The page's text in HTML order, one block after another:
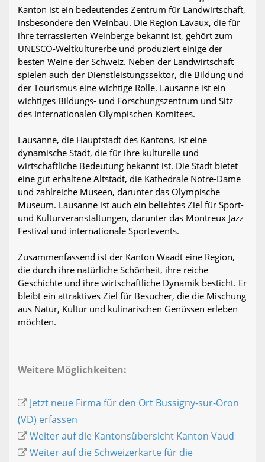
Kanton ist ein bedeutendes Zentrum für Landwirtschaft,
insbesondere den Weinbau. Die Region Lavaux, die für
ihre terrassierten Weinberge bekannt ist, gehört zum
UNESCO-Weltkulturerbe und produziert einige der
besten Weine der Schweiz. Neben der Landwirtschaft
spielen auch der Dienstleistungssektor, die Bildung und
der Tourismus eine wichtige Rolle. Lausanne ist ein
wichtiges Bildungs- und Forschungszentrum und Sitz
des Internationalen Olympischen Komitees.
Lausanne, die Hauptstadt des Kantons, ist eine
dynamische Stadt, die für ihre kulturelle und
wirtschaftliche Bedeutung bekannt ist. Die Stadt bietet
eine gut erhaltene Altstadt, die Kathedrale Notre-Dame
und zahlreiche Museen, darunter das Olympische
Museum. Lausanne ist auch ein beliebtes Ziel für Sport-
und Kulturveranstaltungen, darunter das Montreux Jazz
Festival und internationale Sportevents.
Zusammenfassend ist der Kanton Waadt eine Region,
die durch ihre natürliche Schönheit, ihre reiche
Geschichte und ihre wirtschaftliche Dynamik besticht. Er
bleibt ein attraktives Ziel für Besucher, die die Mischung
aus Natur, Kultur und kulinarischen Genüssen erleben
möchten.
Weitere Möglichkeiten:
Jetzt neue Firma für den Ort Bussigny-sur-Oron
(VD) erfassen
Weiter auf die Kantonsübersicht Kanton Vaud
Weiter auf die Schweizerkarte für die